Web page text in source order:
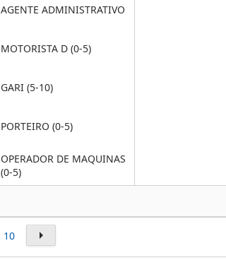
AGENTE ADMINISTRATIVO
MOTORISTA D (0-5)
GARI (5-10)
PORTEIRO (0-5)
OPERADOR DE MAQUINAS
(0-5)
10